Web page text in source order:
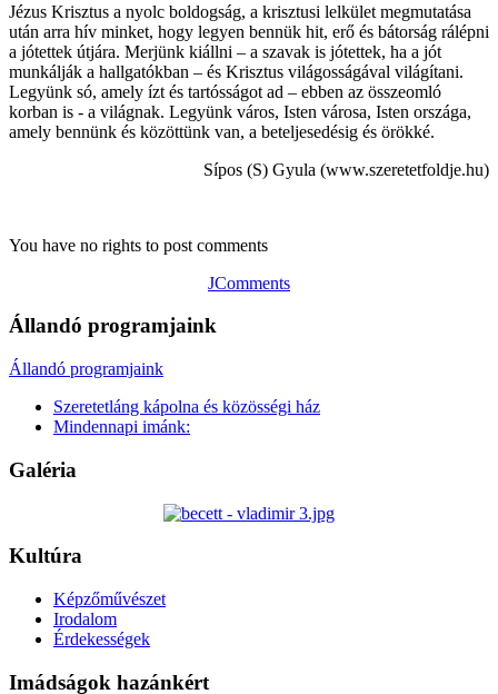
Jézus Krisztus a nyolc boldogság, a krisztusi lelkület megmutatása
után arra hív minket, hogy legyen bennük hit, erő és bátorság rálépni
a jótettek útjára. Merjünk kiállni – a szavak is jótettek, ha a jót
munkálják a hallgatókban – és Krisztus világosságával világítani.
Legyünk só, amely ízt és tartósságot ad – ebben az összeomló
korban is - a világnak. Legyünk város, Isten városa, Isten országa,
amely bennünk és közöttünk van, a beteljesedésig és örökké.
Sípos (S) Gyula (www.szeretetfoldje.hu)
You have no rights to post comments
JComments
Állandó programjaink
Állandó programjaink
Szeretetláng kápolna és közösségi ház
Mindennapi imánk:
Galéria
Kultúra
Képzőművészet
Irodalom
Érdekességek
Imádságok hazánkért